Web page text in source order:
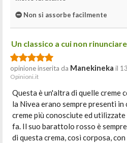
Non si assorbe facilmente
Un classico a cui non rinunciare
opinione inserita da Manekineka il
Opinioni.it
Questa è un'altra di quelle creme
la Nivea erano sempre presenti in
creme più conosciute ed
fa. Il suo barattolo rosso è
di questa crema, così corposa,